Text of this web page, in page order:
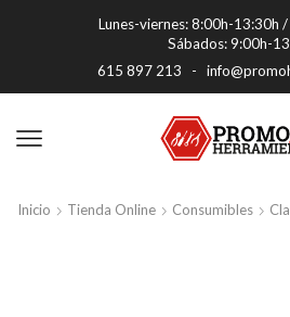
Lunes-viernes: 8:00h-13:30h
Sábados: 9:00h-
615 897 213 -
Inicio Tienda Online Consumibles